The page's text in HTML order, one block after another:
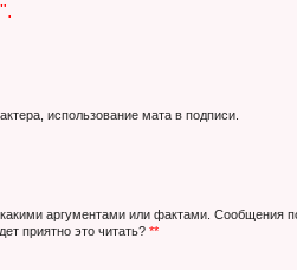
использование мата в подписи.
аргументами или фактами.
приятно это читать?**